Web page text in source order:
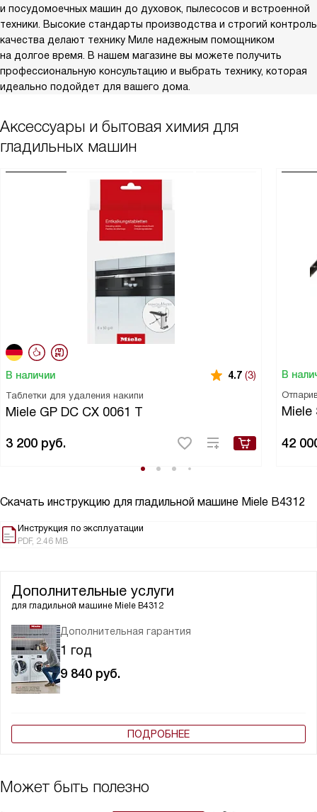
и посудомоечных машин до духовок, пылесосов и встроенной
техники. Высокие стандарты производства и строгий контроль
качества делают технику Миле надежным помощником
на долгое время. В нашем магазине вы можете получить
профессиональную консультацию и выбрать технику, которая
идеально подойдет для вашего дома.
Аксессуары и бытовая химия для
гладильных машин
В наличии 4.7 (3)
Таблетки для удаления накипи
Miele GP DC CX 0061 T
3 200 руб.
В
Miele
42
Скачать инструкцию для гладильной машине Miele B4312
Инструкция по эксплуатации
PDF, 2.46 MB
Дополнительные услуги
для гладильной машине Miele B4312
Дополнительная гарантия
1 год
9 840 руб.
ПОДРОБНЕЕ
Может быть полезно